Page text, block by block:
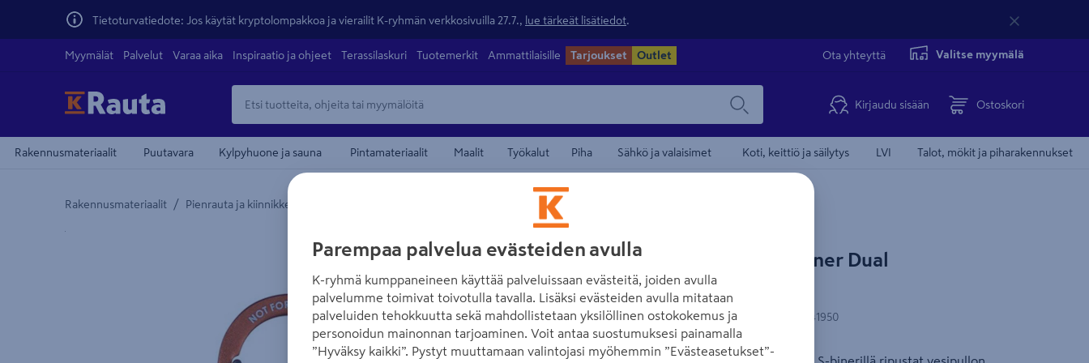
Tietoturvatiedote: Jos käytät kryptolompakkoa ja vierailit K-ryhmän verkkosivuilla 27.7., lue tärkeät lisätiedot
Myymälät Palvelut Varaa aika Inspiraatio ja ohjeet Terassilaskuri Tuotemerkit Ammattilaisille Tarjoukset Outlet Ota yhteyttä Valitse myymälä
Kirjaudu sisään Ostoskori
Rakennusmateriaalit Puutavara Kylpyhuone ja sauna Pintamateriaalit Maalit Työkalut Piha Sähkö ja valaisimet Koti, keittiö ja säilytys LVI Talot, mökit ja piharakennukset
Rakennusmateriaalit / Pienrauta ja kiinnikkeet Vaijeritarvikkeet, köysitarvikkeet ja ketjutarvikkeet
Yksityiskohtainen kuvaus löytyy Tuotteen kuvaus -maamerkistä
Karabiinihaka Nite Ize S-Biner Dual
Carabiner ALU 3 oranssi
Tuotenumero: 502706281 EAN-koodi 94664041950
Parempaa palvelua evästeiden avulla
K-ryhmä kumppaneineen käyttää palveluissaan evästeitä, joiden avulla
palvelumme toimivat toivotulla tavalla. Lisäksi evästeiden avulla mitataan
palveluiden tehokkuutta sekä mahdollistetaan yksilöllinen ostokokemus ja
personoidun mainonnan tarjoaminen. Voit antaa suostumuksesi painamalla
”Hyväksy kaikki”. Pystyt muuttamaan valintojasi myöhemmin ”Evästeasetukset”-